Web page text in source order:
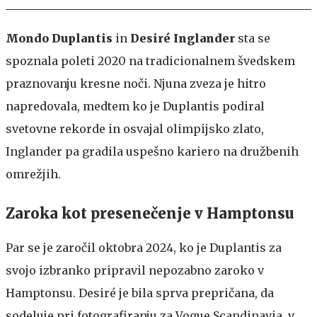
Mondo Duplantis in Desiré Inglander sta se
spoznala poleti 2020 na tradicionalnem švedskem
praznovanju kresne noči. Njuna zveza je hitro
napredovala, medtem ko je Duplantis podiral
svetovne rekorde in osvajal olimpijsko zlato,
Inglander pa gradila uspešno kariero na družbenih
omrežjih.
Zaroka kot presenečenje v Hamptonsu
Par se je zaročil oktobra 2024, ko je Duplantis za
svojo izbranko pripravil nepozabno zaroko v
Hamptonsu. Desiré je bila sprva prepričana, da